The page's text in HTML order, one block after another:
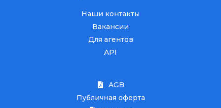
Наши контакты
Вакансии
Для агентов
API
AGB
Публичная оферта